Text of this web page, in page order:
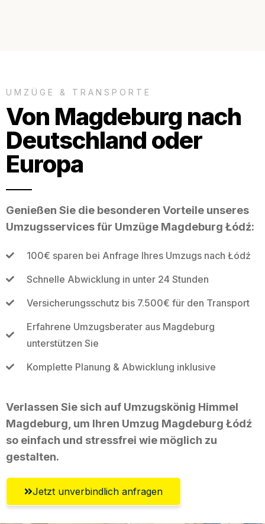
UMZÜGE & TRANSPORTE
Von Magdeburg nach
Deutschland oder
Europa
Genießen Sie die besonderen Vorteile unseres
Umzugsservices für Umzüge Magdeburg Łódź:
100€ sparen bei Anfrage Ihres Umzugs nach Łódź
Schnelle Abwicklung in unter 24 Stunden
Versicherungsschutz bis 7.500€ für den Transport
Erfahrene Umzugsberater aus Magdeburg
unterstützen Sie
Komplette Planung & Abwicklung inklusive
Verlassen Sie sich auf Umzugskönig Himmel
Magdeburg, um Ihren Umzug Magdeburg Łódź
so einfach und stressfrei wie möglich zu
gestalten.
Jetzt unverbindlich anfragen